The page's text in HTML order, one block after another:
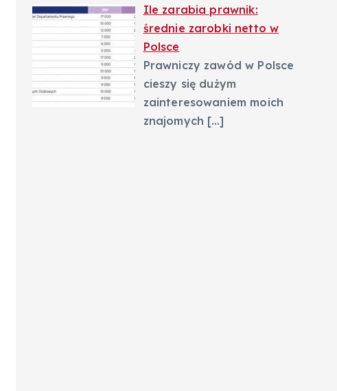
Ile zarabia prawnik:
średnie zarobki netto w
Polsce
Prawniczy zawód w Polsce
cieszy się dużym
zainteresowaniem moich
znajomych […]